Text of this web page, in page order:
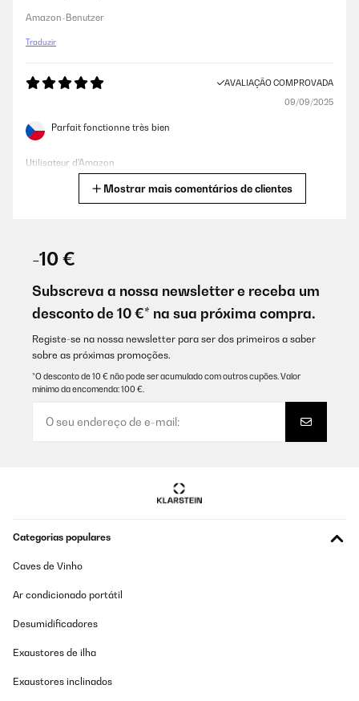
Amazon-Benutzer
Traduzir
AVALIAÇÃO COMPROVADA
09/09/2025
Parfait fonctionne très bien
Utilisateur d'Amazon
Vorteil, besonders als Zweitnutzung.Leider ist die Tür im
Innenraum nur begrenzt nutzbar, da sich der untere Haltebügel
nur ein-geschränkt bewegen lässt.Ein 500 g-Joghurtbecher z. B.
geht z. B. ",gerade so", in die Tür, eine 0,7 l Flasche überhaupt
nicht.Eine kleine Innenbeleuchtung wäre schön gewesen, aber da
kann man ",nachrüsten",.Ansonsten sind wir bis jetzt sehr
zufrieden.
Amazon-Benutzer
Hübsch und gut verarbeitet. Lieferung ging auch prima. Kann ich
Amazon-Benutzer
Traduzir
-genau wie beschrieben
Amazon-Benutzer
Mostrar mais comentários de clientes
-10 €
Subscreva a nossa newsletter e receba um
desconto de 10 €* na sua próxima compra.
Registe-se na nossa newsletter para ser dos primeiros a saber
sobre as próximas promoções.
*O desconto de 10 € não pode ser acumulado com outros cupões. Valor
mínimo da encomenda: 100 €.
Categorias populares
Caves de Vinho
Ar condicionado portátil
Desumidificadores
Exaustores de ilha
Exaustores inclinados